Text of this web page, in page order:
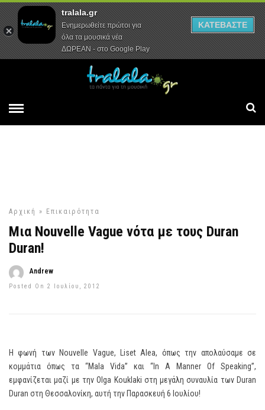
Αρχική Συνεντεύξεις Ρεπορτάζ
Αρχική » Επικαιρότητα
Μια Νouvelle Vague νότα με τους Duran
Duran!
Andrew
Posted On 2 Ιουλίου, 2012
H φωνή των Nouvelle Vague, Liset Alea, όπως την απολαύσαμε σε
κομμάτια όπως τα “Mala Vida” και “In A Manner Of Speaking”,
εμφανίζεται μαζί με την Olga Kouklaki στη μεγάλη συναυλία των Duran
Duran στη Θεσσαλονίκη, αυτή την Παρασκευή 6 Ιουλίου!
tralala.gr
Ενημερωθείτε πρώτοι για
όλα τα μουσικά νέα
ΔΩΡΕΑΝ - στο Google Play
ΚΑΤΕΒΑΣΤΕ